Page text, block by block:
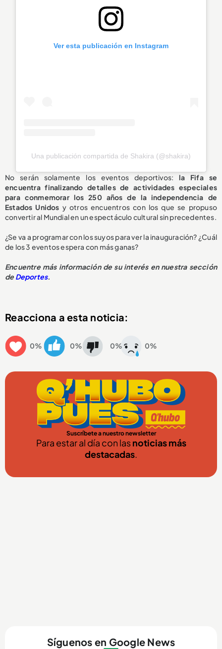
Ver esta publicación en Instagram
Una publicación compartida de Shakira (@shakira)
No serán solamente los eventos deportivos: la Fifa se
encuentra finalizando detalles de actividades especiales
para conmemorar los 250 años de la independencia de
Estados Unidos y otros encuentros con los que se propuso
convertir al Mundial en un espectáculo cultural sin precedentes.
¿Se va a programar con los suyos para ver la inauguración? ¿Cuál
de los 3 eventos espera con más ganas?
Encuentre más información de su interés en nuestra sección
deDeportes.
Reacciona a esta noticia:
0% 0% 0% 0%
Suscríbete a nuestro newsletter
Para estar al día con lasnoticias más
destacadas.
Síguenos en Google News